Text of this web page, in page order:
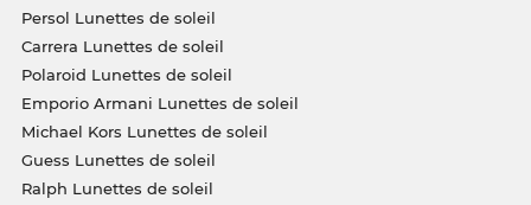
Persol Lunettes de soleil
Carrera Lunettes de soleil
Polaroid Lunettes de soleil
Emporio Armani Lunettes de soleil
Michael Kors Lunettes de soleil
Guess Lunettes de soleil
Ralph Lunettes de soleil